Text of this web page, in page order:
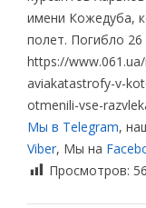
имени Кожедуба,
полет. Погибло 26
https://
aviakatastrofy-v-
otmenili-vse-
Мы в Telegram,
Viber, Мы на
Просмотров: